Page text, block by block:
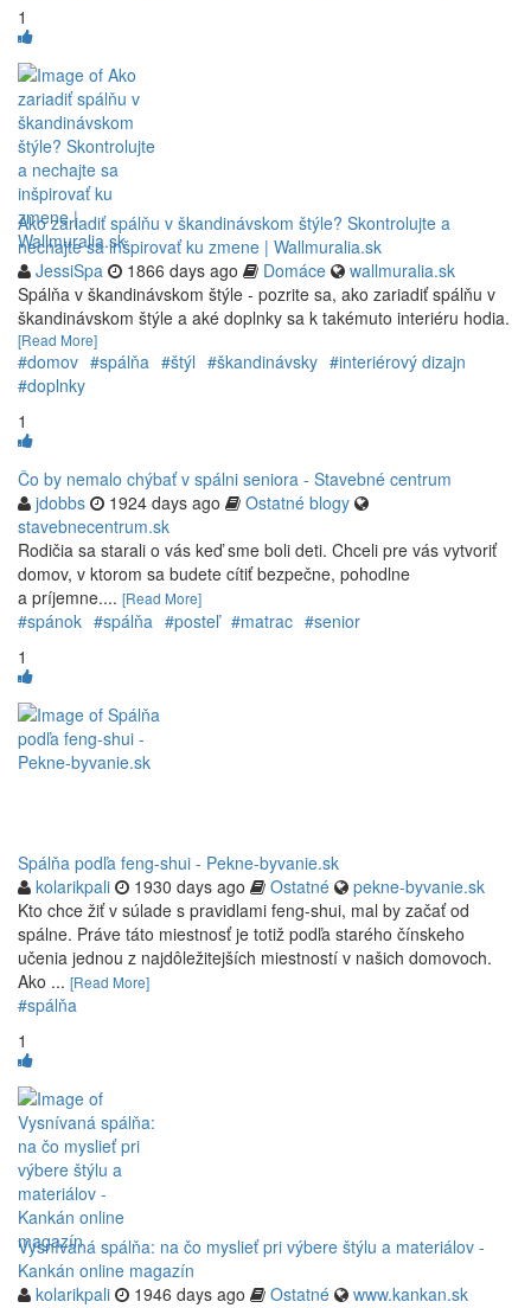
1
Ako zariadiť spálňu v škandinávskom štýle? Skontrolujte a
nechajte sa inšpirovať ku zmene | Wallmuralia.sk
JessiSpa
1866 days ago Domáce
wallmuralia.sk
Spálňa v škandinávskom štýle - pozrite sa, ako zariadiť spálňu v
škandinávskom štýle a aké doplnky sa k takémuto interiéru hodia.
[Read More]
#domov #spálňa #štýl #škandinávsky #interiérový dizajn
#doplnky
1
Čo by nemalo chýbať v spálni seniora - Stavebné centrum
jdobbs
1924 days ago
Ostatné blogy
stavebnecentrum.sk
Rodičia sa starali o vás keď sme boli deti. Chceli pre vás vytvoriť
domov, v ktorom sa budete cítiť bezpečne, pohodlne
a príjemne.... [Read More]
#spánok #spálňa #posteľ #matrac #senior
1
Spálňa podľa feng-shui - Pekne-byvanie.sk
kolarikpali
1930 days ago Ostatné
pekne-byvanie.sk
Kto chce žiť v súlade s pravidlami feng-shui, mal by začať od
spálne. Práve táto miestnosť je totiž podľa starého čínskeho
učenia jednou z najdôležitejších miestností v našich domovoch.
Ako ... [Read More]
#spálňa
1
Vysnívaná spálňa: na čo myslieť pri výbere štýlu a materiálov -
Kankán online magazín
kolarikpali
1946 days ago Ostatné
www.kankan.sk